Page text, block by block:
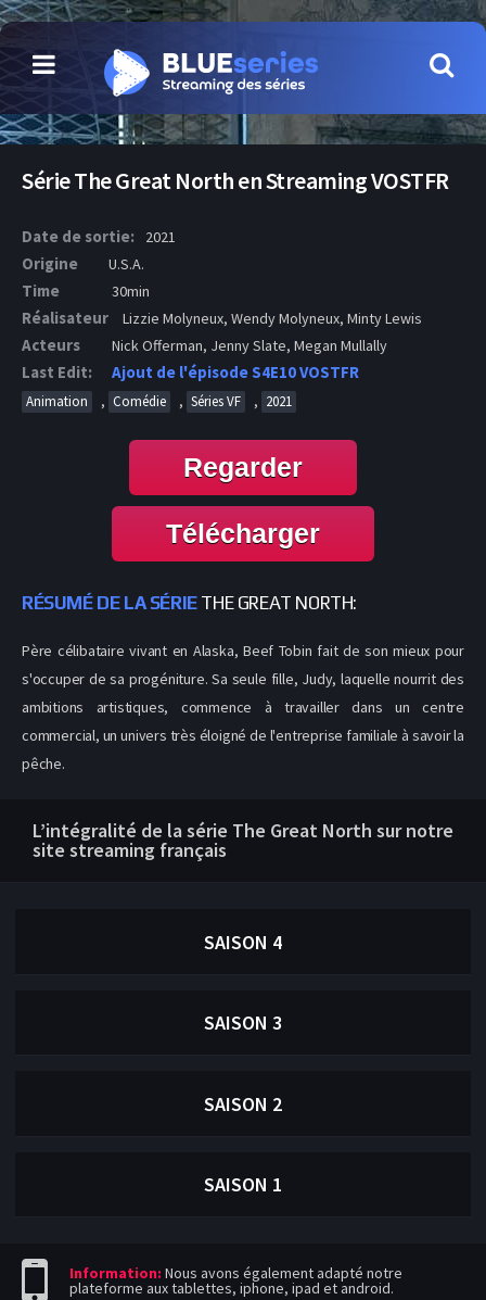
Série The Great North en Streaming VOSTFR
Date de sortie: 2021
Origine U.S.A.
Time 30min
Réalisateur Lizzie Molyneux, Wendy Molyneux, Minty Lewis
Acteurs Nick Offerman, Jenny Slate, Megan Mullally
Last Edit: Ajout de l'épisode S4E10 VOSTFR
Animation , Comédie , Séries VF , 2021
Regarder
Télécharger
RÉSUMÉ DE LA SÉRIETHE GREAT NORTH:
Père célibataire vivant en Alaska, Beef Tobin fait de son mieux pour
s'occuper de sa progéniture. Sa seule fille, Judy, laquelle nourrit des
ambitions artistiques, commence à travailler dans un centre
commercial, un univers très éloigné de l'entreprise familiale à savoir la
pêche.
L’intégralité de la série The Great North sur notre
site streaming français
SAISON 4
SAISON 3
SAISON 2
SAISON 1
Information: Nous avons également adapté notre
plateforme aux tablettes, iphone, ipad et android.